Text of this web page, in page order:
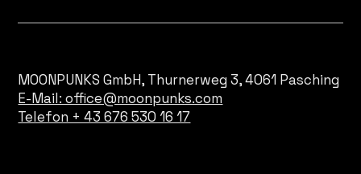
MOONPUNKS GmbH, Thurnerweg 3, 4061 Pasching
E-Mail: office@moonpunks.com
Telefon + 43 676 530 16 17